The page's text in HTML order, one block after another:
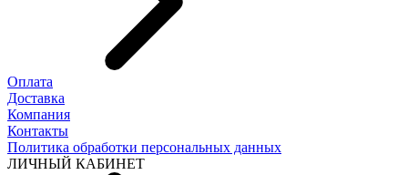
Оплата
Доставка
Компания
Контакты
Политика обработки персональных данных
ЛИЧНЫЙ КАБИНЕТ